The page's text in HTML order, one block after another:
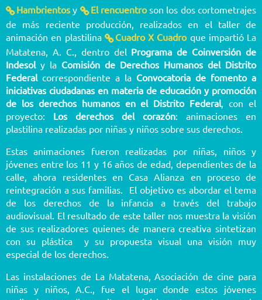
Hambrientosy El rencuentroson los dos cortometrajes
de más reciente producción, realizados en el taller de
animación en plastilina
Cuadro X Cuadroque impartió La
Matatena, A. C., dentro del Programa de Coinversión de
Indesol y la Comisión de Derechos Humanos del Distrito
Federal correspondiente a la Convocatoria de fomento a
iniciativas ciudadanas en materia de educación y promoción
de los derechos humanos en el Distrito Federal , con el
proyecto: Los derechos del corazón: animaciones en
plastilina realizadas por niñas y niños sobre sus derechos.
Estas animaciones fueron realizadas por niñas, niños y
jóvenes entre los 11 y 16 años de edad, dependientes de la
calle, ahora residentes en Casa Alianza en proceso de
reintegración a sus familias. El objetivo es abordar el tema
de los derechos de la infancia a través del trabajo
audiovisual. El resultado de este taller nos muestra la visión
de sus realizadores quienes de manera creativa sintetizan
con su plástica y su propuesta visual una visión muy
especial de los derechos.
Las instalaciones de La Matatena, Asociación de cine para
niñas y niños, A.C., fue el lugar donde estos jóvenes